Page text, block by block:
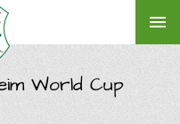
World Cup